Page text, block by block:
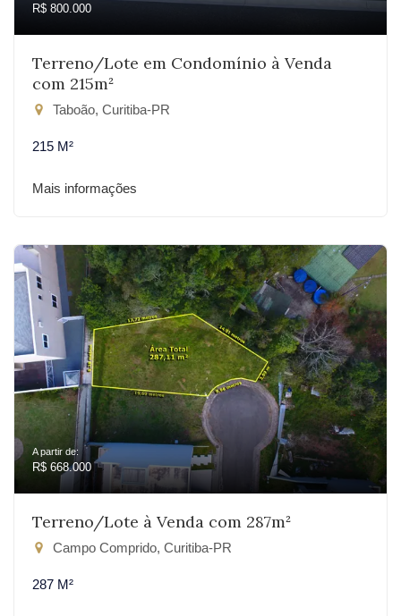
R$ 800.000
Terreno/Lote em Condomínio à Venda
com 215m²
Taboão, Curitiba-PR
215 M²
Mais informações
A partir de:
R$ 668.000
Terreno/Lote à Venda com 287m²
Campo Comprido, Curitiba-PR
287 M²